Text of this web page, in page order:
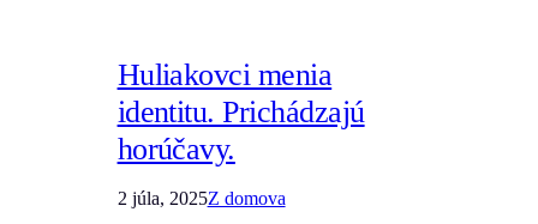
Huliakovci menia
identitu. Prichádzajú
horúčavy.
2 júla, 2025Z domova